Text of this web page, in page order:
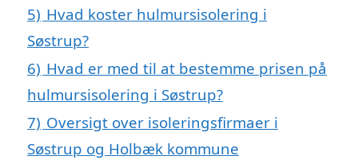
5) Hvad koster hulmursisolering i
Søstrup?
6) Hvad er med til at bestemme prisen på
hulmursisolering i Søstrup?
7) Oversigt over isoleringsfirmaer i
Søstrup og Holbæk kommune